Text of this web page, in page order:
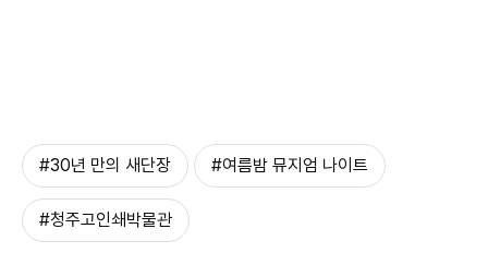
#30년 만의 새단장 #여름밤 뮤지엄 나이트
#청주고인쇄박물관